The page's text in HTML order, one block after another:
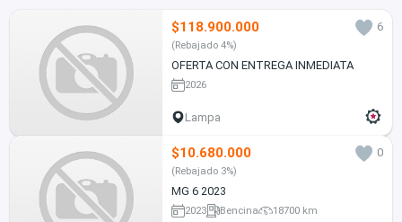
$118.900.000 6
(Rebajado 4%)
OFERTA CON ENTREGA INMEDIATA
2026
Lampa
$10.680.000 0
(Rebajado 3%)
MG 6 2023
2023 Bencina 18700 km